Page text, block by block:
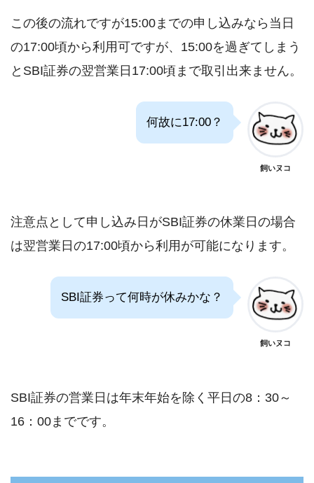
この後の流れですが15:00までの申し込みなら当日
の17:00頃から利用可ですが、15:00を過ぎてしまう
とSBI証券の翌営業日17:00頃まで取引出来ません。
何故に17:00？
飼いヌコ
注意点として申し込み日がSBI証券の休業日の場合
は翌営業日の17:00頃から利用が可能になります。
SBI証券って何時が休みかな？
飼いヌコ
SBI証券の営業日は年末年始を除く平日の8：30～
16：00までです。